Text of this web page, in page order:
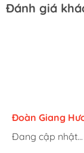
Đánh giá
Hương Suri
Đang cập nhật...
Đoàn Giang
Đang cập nhật...
Ngọc Anh
Đang cập nhật...